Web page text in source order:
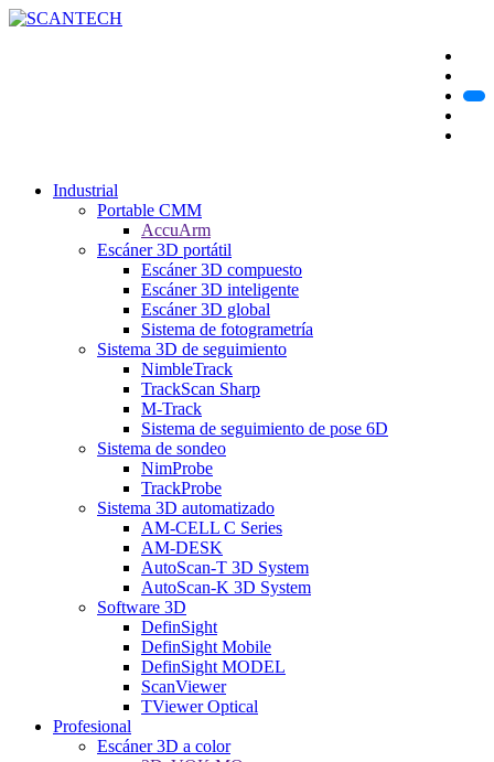
Industrial
Portable CMM
AccuArm
Escáner 3D portátil
Escáner 3D compuesto
Escáner 3D inteligente
Escáner 3D global
Sistema de fotogrametría
Sistema 3D de seguimiento
NimbleTrack
TrackScan Sharp
M-Track
Sistema de seguimiento de pose 6D
Sistema de sondeo
NimProbe
TrackProbe
Sistema 3D automatizado
AM-CELL C Series
AM-DESK
AutoScan-T 3D System
AutoScan-K 3D System
Software 3D
DefinSight
DefinSight Mobile
DefinSight MODEL
ScanViewer
TViewer Optical
Profesional
Escáner 3D a color